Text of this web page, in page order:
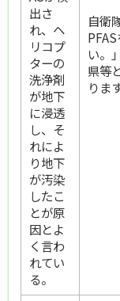
出さ
れ、ヘ
リコプ
ターの
洗浄剤
が地下
に浸透
し、そ
れによ
り地下
が汚染
したこ
とが原
因とよ
く言わ
れてい
る。
自衛
い。
県等
りま